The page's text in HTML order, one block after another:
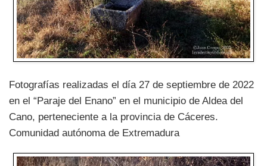
Fotografías realizadas el día 27 de septiembre de 2022
en el “Paraje del Enano” en el municipio de Aldea del
Cano, perteneciente a la provincia de Cáceres.
Comunidad autónoma de Extremadura